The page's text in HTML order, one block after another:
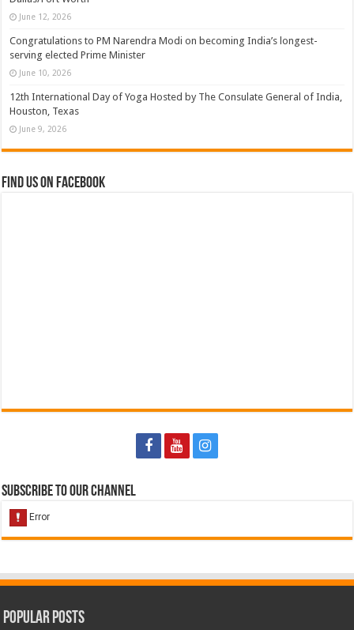
June 12, 2026
Congratulations to PM Narendra Modi on becoming India’s longest-
serving elected Prime Minister
June 10, 2026
12th International Day of Yoga Hosted by The Consulate General of India,
Houston, Texas
June 9, 2026
Find us on Facebook
Subscribe to our Channel
Popular Posts